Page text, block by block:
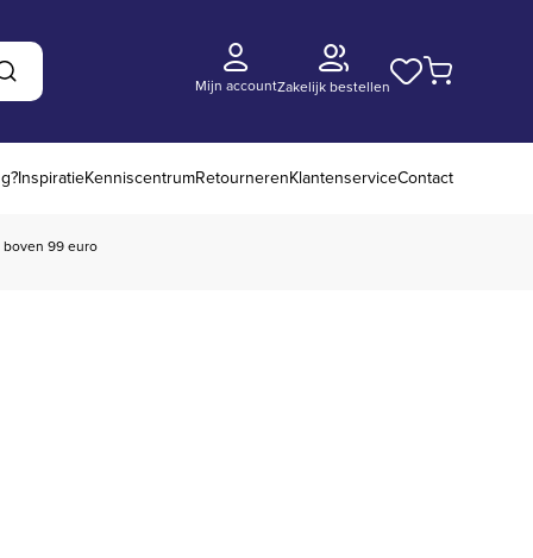
Zoeken Mijn accountZakelijk bestellen
InspiratieKenniscentrumRetournerenKlantenserviceContact
boven 99 euro